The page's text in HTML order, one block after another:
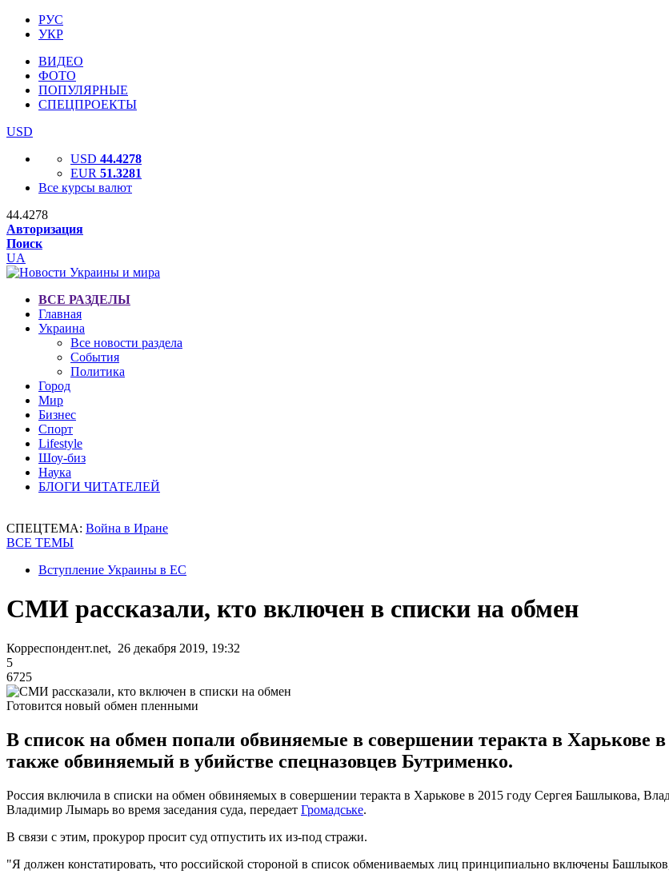
РУС
УКР
ВИДЕО
ФОТО
ПОПУЛЯРНЫЕ
СПЕЦПРОЕКТЫ
USD
USD 44.4278
EUR 51.3281
Все курсы валют
44.4278
Авторизация
Поиск
UA
ВСЕ РАЗДЕЛЫ
Главная
Украина
Все новости раздела
События
Политика
Город
Мир
Бизнес
Спорт
Lifestyle
Шоу-биз
Наука
БЛОГИ ЧИТАТЕЛЕЙ
СПЕЦТЕМА: Война в Иране
ВСЕ ТЕМЫ
Вступление Украины в ЕС
СМИ рассказали, кто включен в списки на обмен
Корреспондент.net, 26 декабря 2019, 19:32
5
6725
Готовится новый обмен пленными
В список на обмен попали обвиняемые в совершении теракта в Харькове
также обвиняемый в убийстве спецназовцев Бутрименко.
Россия включила в списки на обмен обвиняемых в совершении теракта в Харькове в 2015 году Сергея Башлыкова,
Владимир Лымарь во время заседания суда, передает Громадське.
В связи с этим, прокурор просит суд отпустить их из-под стражи.
"Я должен констатировать, что российской стороной в список обмениваемых лиц принципиально включены